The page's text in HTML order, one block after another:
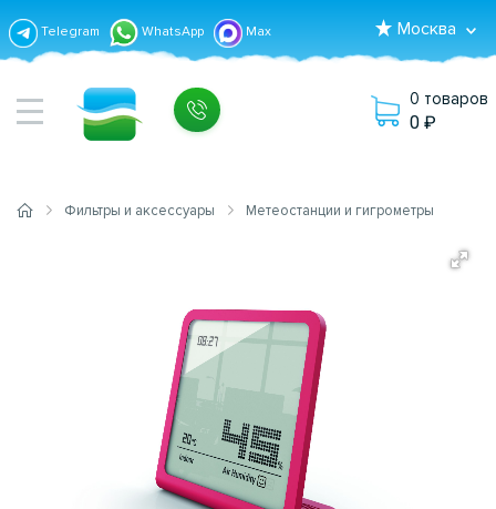
Telegram WhatsApp Max Москва
0 товаров
0
Фильтры и аксессуары Метеостанции и гигрометры